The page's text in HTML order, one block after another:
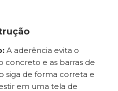
A aderência evita o
concreto e as barras de
siga de forma correta e
em uma tela de